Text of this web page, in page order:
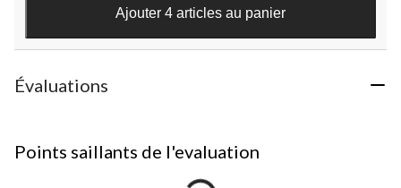
Ajouter 4 articles au panier
Évaluations
Points saillants de l'evaluation